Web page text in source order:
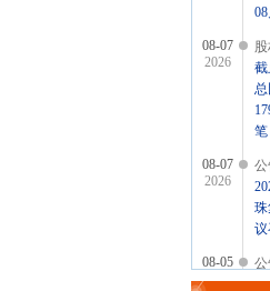
08-07
2026
截
总
笔
08-07
2026
议
08-05
2026